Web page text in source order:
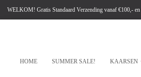
WELKOM! Gratis Standaard Verzending vanaf €100,-
HOME SUMMER SALE! KAARSEN